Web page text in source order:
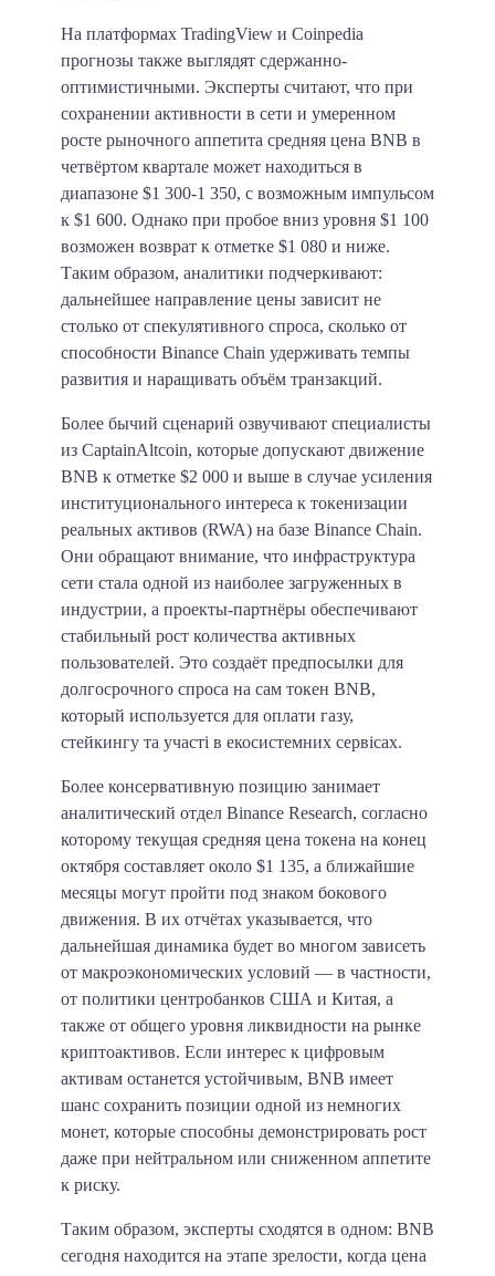
На платформах TradingView и Coinpedia
прогнозы также выглядят сдержанно-
оптимистичными. Эксперты считают, что при
сохранении активности в сети и умеренном
росте рыночного аппетита средняя цена BNB в
четвёртом квартале может находиться в
диапазоне $1 300-1 350, с возможным импульсом
к $1 600. Однако при пробое вниз уровня $1 100
возможен возврат к отметке $1 080 и ниже.
Таким образом, аналитики подчеркивают:
дальнейшее направление цены зависит не
столько от спекулятивного спроса, сколько от
способности Binance Chain удерживать темпы
развития и наращивать объём транзакций.
Более бычий сценарий озвучивают специалисты
из CaptainAltcoin, которые допускают движение
BNB к отметке $2 000 и выше в случае усиления
институционального интереса к токенизации
реальных активов (RWA) на базе Binance Chain.
Они обращают внимание, что инфраструктура
сети стала одной из наиболее загруженных в
индустрии, а проекты-партнёры обеспечивают
стабильный рост количества активных
пользователей. Это создаёт предпосылки для
долгосрочного спроса на сам токен BNB,
который используется для оплати газу,
стейкингу та участі в екосистемних сервісах.
Более консервативную позицию занимает
аналитический отдел Binance Research, согласно
которому текущая средняя цена токена на конец
октября составляет около $1 135, а ближайшие
месяцы могут пройти под знаком бокового
движения. В их отчётах указывается, что
дальнейшая динамика будет во многом зависеть
от макроэкономических условий — в частности,
от политики центробанков США и Китая, а
также от общего уровня ликвидности на рынке
криптоактивов. Если интерес к цифровым
активам останется устойчивым, BNB имеет
шанс сохранить позиции одной из немногих
монет, которые способны демонстрировать рост
даже при нейтральном или сниженном аппетите
к риску.
Таким образом, эксперты сходятся в одном: BNB
сегодня находится на этапе зрелости, когда цена